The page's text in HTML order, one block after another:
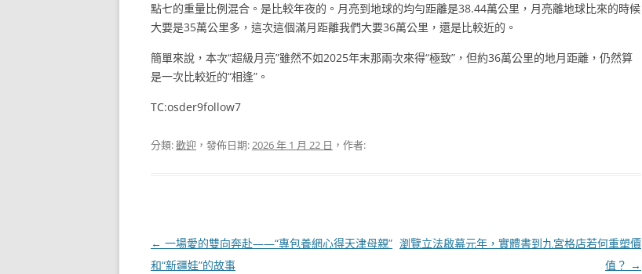
點七的重量比例混合。是比較年夜的。月亮到地球的均勻距離是38.44萬公里，月亮離地球比來的時候
大要是35萬公里多，這次這個滿月距離我們大要36萬公里，還是比較近的。
簡單來說，本次“超級月亮”雖然不如2025年末那兩次來得“極致”，但約36萬公里的地月距離，仍然算
是一次比較近的“相逢”。
TC:osder9follow7
分類:歡迎 ，發佈日期:2026 年 1 月 22 日 ，作者:
文
章
← 一場愛的雙向奔赴——“專包養網心得天津母親”
和“新疆娃”的故事
瀏覽立法啟幕元年，實體書到九宮格店若何重塑價
值？ →